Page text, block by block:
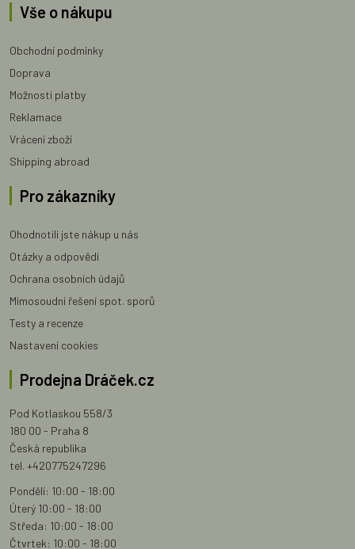
Vše o nákupu
Obchodní podmínky
Doprava
Možnosti platby
Reklamace
Vrácení zboží
Shipping abroad
Pro zákazníky
Ohodnotili jste nákup u nás
Otázky a odpovědi
Ochrana osobních údajů
Mimosoudní řešení spot. sporů
Testy a recenze
Nastavení cookies
Prodejna Dráček.cz
Pod Kotlaskou 558/3
180 00 - Praha 8
Česká republika
tel. +420775247296
Pondělí: 10:00 - 18:00
Úterý 10:00 - 18:00
Středa: 10:00 - 18:00
Čtvrtek: 10:00 - 18:00